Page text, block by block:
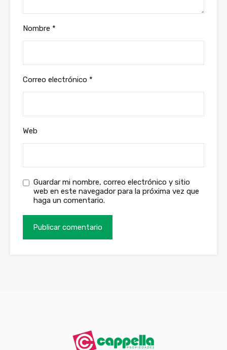
Nombre *
Correo electrónico *
Web
Guardar mi nombre, correo electrónico y sitio
web en este navegador para la próxima vez que
haga un comentario.